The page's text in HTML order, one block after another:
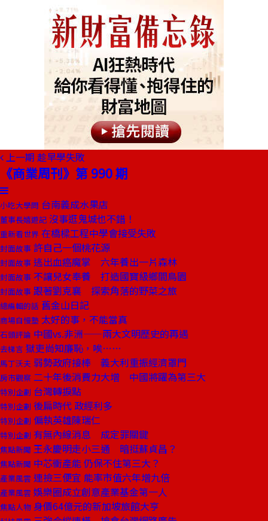
上一期 趁早學失敗
《商業周刊》第 990 期
小吃大學問 台南義成水果店
董事長嬉遊記 沒事逛鬼城也不錯！
重新看世界 在橋樑工程中學會接受失敗
封面故事 許自己一個桃花源
封面故事 逃出血癌魔掌 六年養出一片森林
封面故事 不讓兒女奉養 打造國寶級鄉間鳥園
封面故事 跟著劉克襄 探索角落的野菜之旅
總編輯的話 舊金山日記
商場自慢塾 太好的事，不能當真
石頭評論 中國vs.非洲——兩大文明歷史的再遇
去梯言 獄吏尚知廉恥，唉……
馬丁沃夫 弱勢政府接棒 義大利重振經濟罩門
房市觀察 二十年後消費力大增 中國將躍為第三大
特別企劃 台灣轉捩點
特別企劃 後扁時代 政經利多
特別企劃 偏執英雄陳瑞仁
特別企劃 有無內線消息 成定罪關鍵
焦點新聞 王永慶明走小三通 暗挺蘇貞昌？
焦點新聞 中芯衝產能 仍保不住第三大？
產業風雲 連撿三便宜 能率市值六年增九倍
產業風雲 娛樂圈成立創意產業基金第一人
焦點人物 身價64億元的新加坡旅館大亨